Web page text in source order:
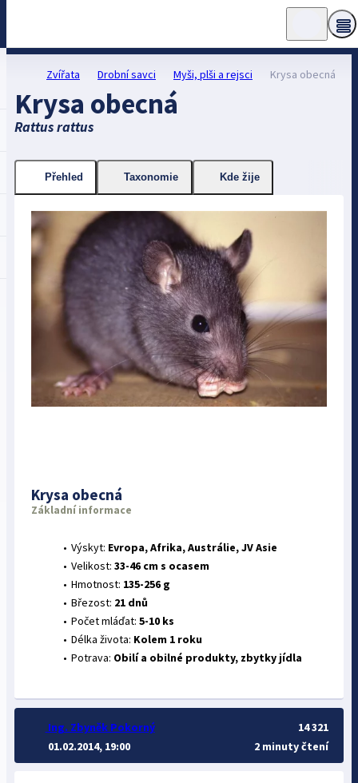
Zvířata Drobní savci Myši, plši a rejsci Krysa obecná
Krysa obecná
Rattus rattus
Přehled Taxonomie Kde žije
Krysa obecná
Základní informace
Výskyt: Evropa, Afrika, Austrálie, JV Asie
Velikost: 33-46 cm s ocasem
Hmotnost: 135-256 g
Březost: 21 dnů
Počet mláďat: 5-10 ks
Délka života: Kolem 1 roku
Potrava: Obilí a obilné produkty, zbytky jídla
Ing. Zbyněk Pokorný
01.02.2014, 19:00
14 321
2 minuty čtení